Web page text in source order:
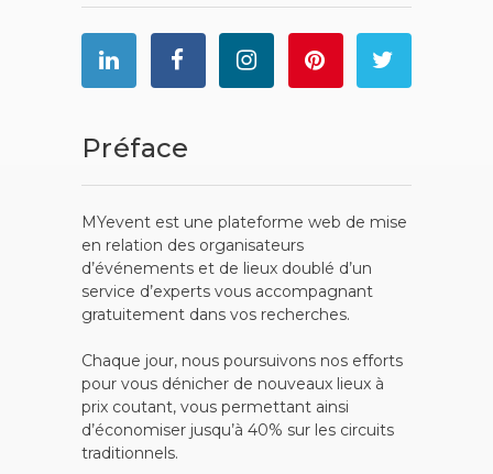
Préface
MYevent est une plateforme web de mise
en relation des organisateurs
d’événements et de lieux doublé d’un
service d’experts vous accompagnant
gratuitement dans vos recherches.
Chaque jour, nous poursuivons nos efforts
pour vous dénicher de nouveaux lieux à
prix coutant, vous permettant ainsi
d’économiser jusqu’à 40% sur les circuits
traditionnels.